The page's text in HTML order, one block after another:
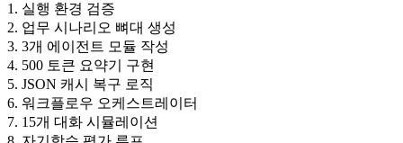
1 . 실행 환경 검증
2. 업무 시나리오 뼈대 생성
3. 3개 에이전트 모듈 작성
4. 500 토큰 요약기 구현
5. JSON 캐시 복구 로직
6. 워크플로우 오케스트레이터
7. 15개 대화 시뮬레이션